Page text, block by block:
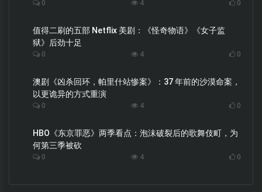
0 4 0
值得二刷的五部 Netflix 美剧：《怪奇物语》《女子监
狱》后劲十足
0 4 0
澳剧《凶杀回环，帕里什站惨案》：37 年前的沙漠命案，
以更诡异的方式重演
0 4 0
HBO《东京罪恶》两季看点：泡沫破裂后的歌舞伎町，为
何第三季被砍
0 4 0